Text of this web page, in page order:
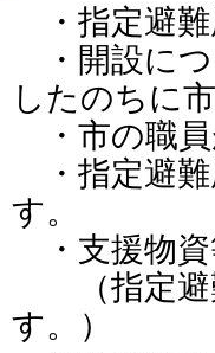
・指定避難
・開設につ
したのちに
・市の職員
・指定避難
す。
・支援物資
（指定避
す。）